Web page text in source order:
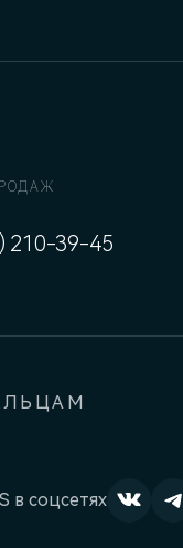
в соцсетях
210-39-45